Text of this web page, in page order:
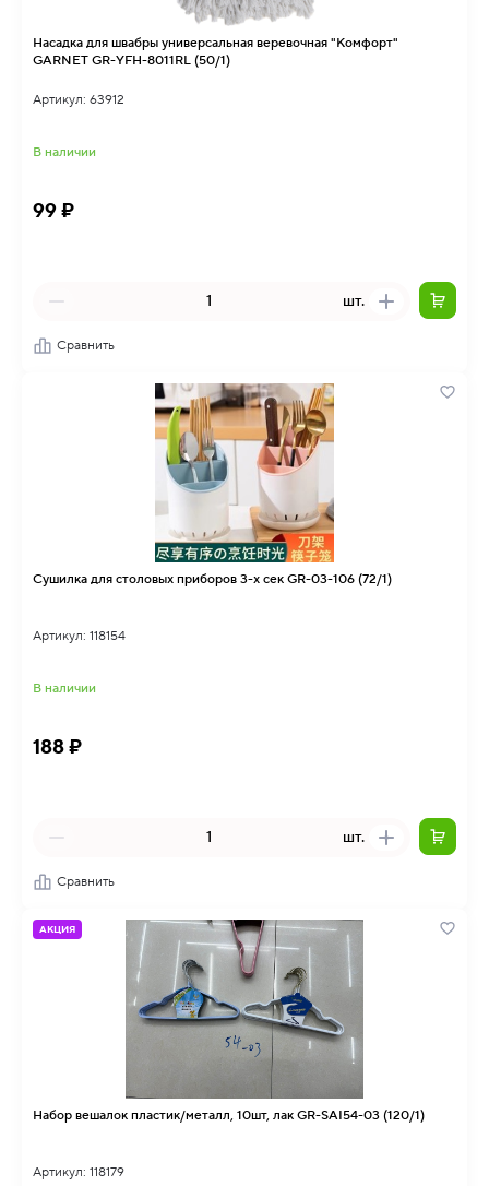
Насадка для швабры универсальная веревочная "Комфорт"
GARNET GR-YFH-8011RL (50/1)
Артикул: 63912
В наличии
99 ₽
шт.
Сравнить
Сушилка для столовых приборов 3-х сек GR-03-106 (72/1)
Артикул: 118154
В наличии
188 ₽
шт.
Сравнить
АКЦИЯ
Набор вешалок пластик/металл, 10шт, лак GR-SAI54-03 (120/1)
Артикул: 118179